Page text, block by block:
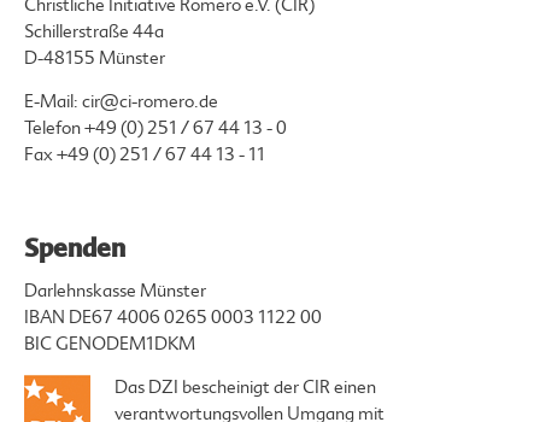
Christliche Initiative Romero e.V. (CIR)
Schillerstraße 44a
D-48155 Münster
E-Mail: cir@ci-romero.de
Telefon+49 (0) 251 / 67 44 13 - 0
Fax +49 (0) 251 / 67 44 13 - 11
Spenden
Darlehnskasse Münster
IBAN DE67 4006 0265 0003 1122 00
BIC GENODEM1DKM
Das DZI bescheinigt der CIR einen
verantwortungsvollen Umgang mit